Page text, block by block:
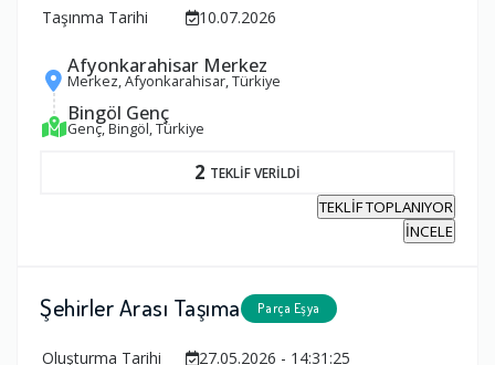
Taşınma Tarihi
10.07.2026
Afyonkarahisar Merkez
Merkez, Afyonkarahisar, Türkiye
Bingöl Genç
Genç, Bingöl, Türkiye
2 TEKLİF VERİLDİ
TEKLİF TOPLANIYOR
İNCELE
Şehirler Arası Taşıma Parça Eşya
Oluşturma Tarihi
27.05.2026 - 14:31:25